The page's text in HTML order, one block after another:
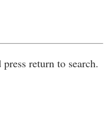
return to search.